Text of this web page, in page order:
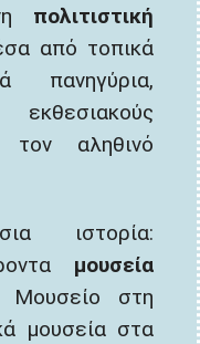
πολιτιστική
από τοπικά
πανηγύρια,
αληθινό
ιστορία:
μουσεία
Μουσείο στη
μουσεία στα